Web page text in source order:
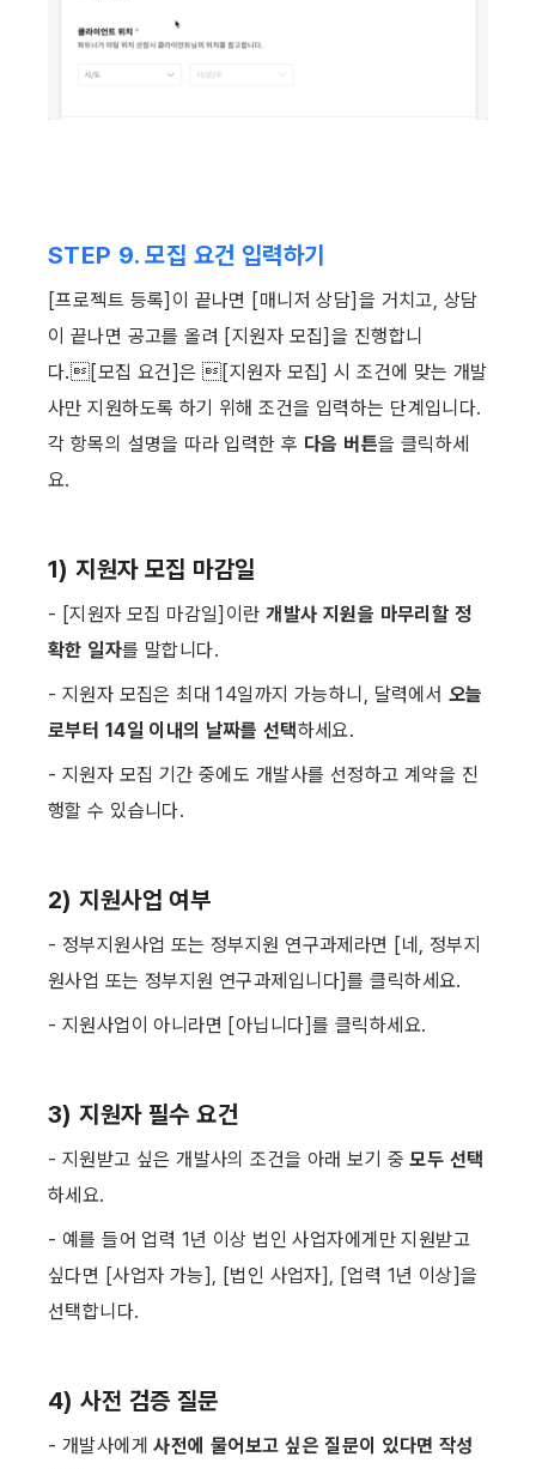
STEP 9. 모집 요건 입력하기
[프로젝트 등록]이 끝나면 [매니저 상담]을 거치고, 상담
이 끝나면 공고를 올려 [지원자 모집]을 진행합니
다.[모집 요건]은 [지원자 모집] 시 조건에 맞는 개발
사만 지원하도록 하기 위해 조건을 입력하는 단계입니다.
각 항목의 설명을 따라 입력한 후 다음 버튼을 클릭하세
요. ​
1) 지원자 모집 마감일
- [지원자 모집 마감일]이란 개발사 지원을 마무리할 정
확한 일자를 말합니다.
- 지원자 모집은 최대 14일까지 가능하니, 달력에서 오늘
로부터 14일 이내의 날짜를 선택하세요.
- 지원자 모집 기간 중에도 개발사를 선정하고 계약을 진
행할 수 있습니다. ​
2) 지원사업 여부
- 정부지원사업 또는 정부지원 연구과제라면 [네, 정부지
원사업 또는 정부지원 연구과제입니다]를 클릭하세요.
- 지원사업이 아니라면 [아닙니다]를 클릭하세요. ​
3) 지원자 필수 요건
- 지원받고 싶은 개발사의 조건을 아래 보기 중 모두 선택
하세요.
- 예를 들어 업력 1년 이상 법인 사업자에게만 지원받고
싶다면 [사업자 가능], [법인 사업자], [업력 1년 이상]을
선택합니다. ​
4) 사전 검증 질문
- 개발사에게 사전에 물어보고 싶은 질문이 있다면 작성